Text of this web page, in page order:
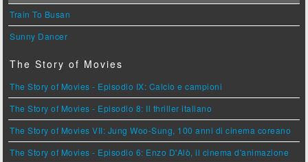
Train To Busan
Sunny Dancer
The Story of Movies
The Story of Movies - Episodio IX: Calcio e campioni
The Story of Movies - Episodio 8: Il thriller italiano
The Story of Movies VII: Jung Woo-Sung, 100 anni di cinema coreano
The Story of Movies - Episodio 6: Enzo D'Alò, il cinema d'animazione